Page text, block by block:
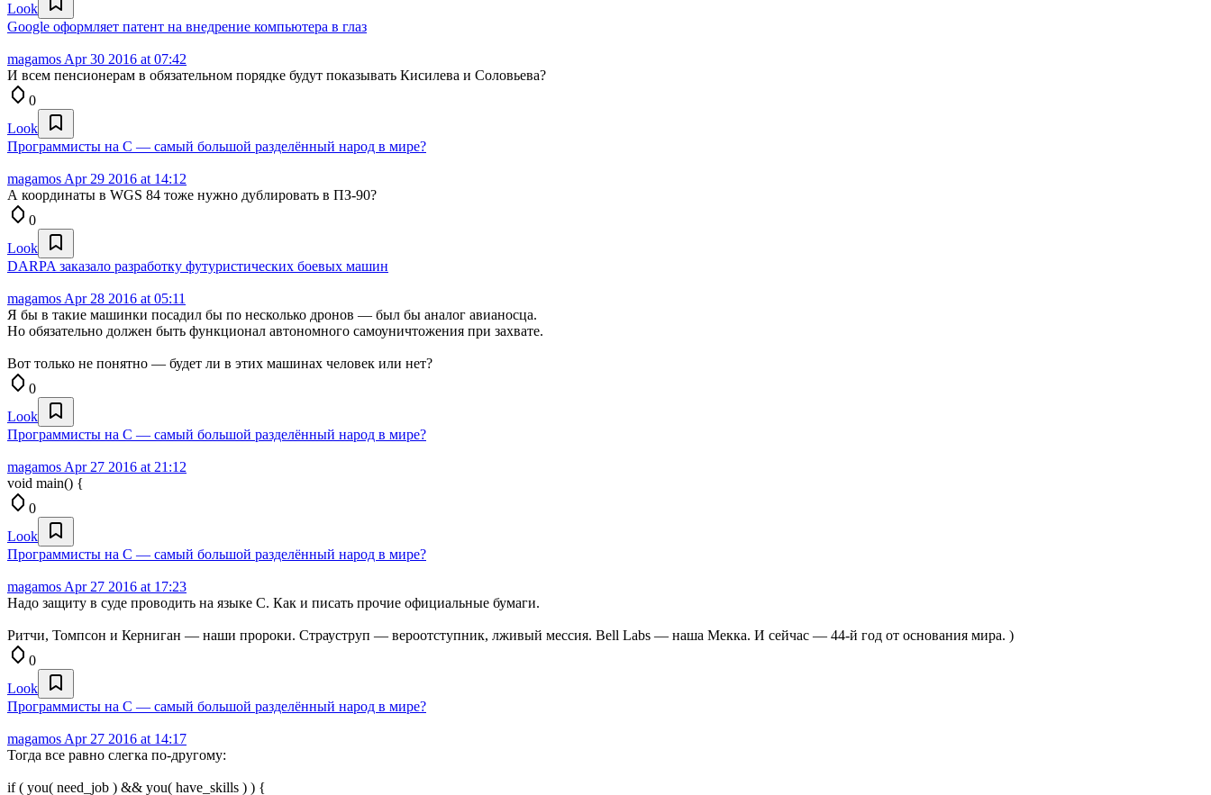
Look
Google оформляет патент на внедрение компьютера в глаз
magamos Apr 30 2016 at 07:42
И всем пенсионерам в обязательном порядке будут показывать Кисилева и Соловьева?
0
Look
Программисты на C — самый большой разделённый народ в мире?
magamos Apr 29 2016 at 14:12
А координаты в WGS 84 тоже нужно дублировать в ПЗ-90?
0
Look
DARPA заказало разработку футуристических боевых машин
magamos Apr 28 2016 at 05:11
Я бы в такие машинки посадил бы по несколько дронов — был бы аналог авианосца.
Но обязательно должен быть функционал автономного самоуничтожения при захвате.
Вот только не понятно — будет ли в этих машинах человек или нет?
0
Look
Программисты на C — самый большой разделённый народ в мире?
magamos Apr 27 2016 at 21:12
void main() {
0
Look
Программисты на C — самый большой разделённый народ в мире?
magamos Apr 27 2016 at 17:23
Надо защиту в суде проводить на языке С. Как и писать прочие официальные бумаги.
Ритчи, Томпсон и Керниган — наши пророки. Страуструп — вероотступник, лживый мессия. Bell Labs — наша Мекка. И сейчас — 44-й год от основания мира. )
0
Look
Программисты на C — самый большой разделённый народ в мире?
magamos Apr 27 2016 at 14:17
Тогда все равно слегка по-другому:
if ( you( need_job ) && you( have_skills ) ) {